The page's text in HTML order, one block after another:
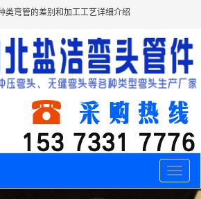
类弯管的差别和加工工艺详细介绍
Toggle